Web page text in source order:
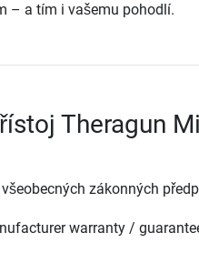
– a tím i vašemu pohodlí.
Theragun
zákonných
warranty /